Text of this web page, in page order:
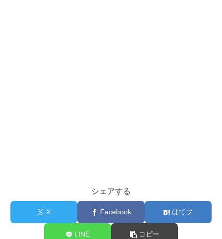
シェアする
X Facebook はてブ
LINE コピー